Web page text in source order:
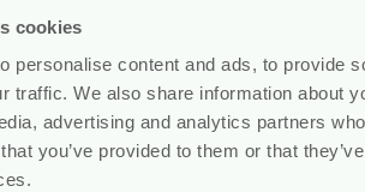
cookies
personalise content and ads, to provide
traffic. We also share information about
advertising and analytics partners
you’ve provided to them or that
/ Babydoekjes –
Grünspecht